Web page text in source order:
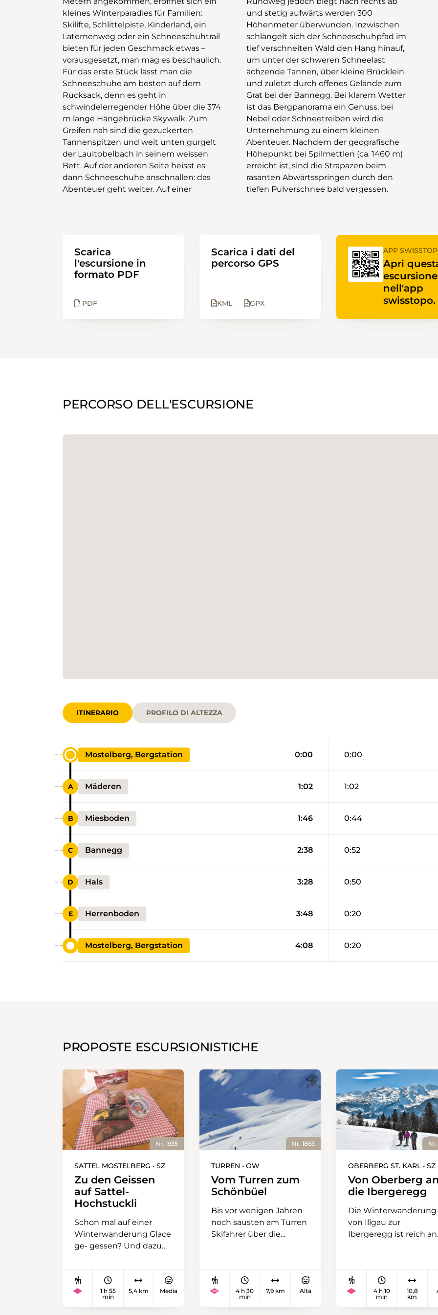
kleines Winterparadies für Familien:
Skilifte, Schlittelpiste, Kinderland, ein
Laternenweg oder ein Schneeschuhtrail
bieten für jeden Geschmack etwas –
vorausgesetzt, man mag es beschaulich.
Für das erste Stück lässt man die
Schneeschuhe am besten auf dem
Rucksack, denn es geht in
schwindelerregender Höhe über die 374
m lange Hängebrücke Skywalk. Zum
Greifen nah sind die gezuckerten
Tannenspitzen und weit unten gurgelt
der Lauitobelbach in seinem weissen
Bett. Auf der anderen Seite heisst es
dann Schneeschuhe anschnallen: das
Abenteuer geht weiter. Auf einer
und stetig aufwärts werden 300
Höhenmeter überwunden. Inzwischen
schlängelt sich der Schneeschuhpfad im
tief verschneiten Wald den Hang hinauf,
um unter der schweren Schneelast
ächzende Tannen, über kleine Brücklein
und zuletzt durch offenes Gelände zum
Grat bei der Bannegg. Bei klarem Wetter
ist das Bergpanorama ein Genuss, bei
Nebel oder Schneetreiben wird die
Unternehmung zu einem kleinen
Abenteuer. Nachdem der geografische
Höhepunkt bei Spilmettlen (ca. 1460 m)
erreicht ist, sind die Strapazen beim
rasanten Abwärtsspringen durch den
tiefen Pulverschnee bald vergessen.
Scarica
l'escursione in
formato PDF
PDF
Scarica i dati del
percorso GPS
KML GPX
APP
Apri
escursione
nell'app
swisstopo.
PERCORSO DELL'ESCURSIONE
ITINERARIO PROFILO DI ALTEZZA
Mostelberg, Bergstation 0:00 0:00
Mäderen 1:02 1:02
Miesboden 1:46 0:44
Bannegg 2:38 0:52
Hals 3:28 0:50
Herrenboden 3:48 0:20
Mostelberg, Bergstation 4:08 0:20
PROPOSTE ESCURSIONISTICHE
Nr. 1935
SATTEL MOSTELBERG • SZ
Zu den Geissen
auf Sattel-
Hochstuckli
Schon mal auf einer
Winterwanderung Glace
ge- gessen? Und dazu
Wanderung bietet
Gelegenheit dazu,
verbunden mit einem
1 h 55
min
5,4 km Media
Nr. 1863
TURREN • OW
Vom Turren zum
Schönbüel
Bis vor wenigen Jahren
noch sausten am Turren
Skifahrer über die
und war die Skiheimat
für viele Obwaldner.
Heute sind die Lifte
4 h 30
min
7,9 km Alta
Nr.
OBERBERG ST. KARL • SZ
Von Oberberg an
die Ibergeregg
Die Winterwanderung
von Illgau zur
Ibergeregg ist reich an
gleichen Trassee
verlaufen. Möglich
machen dies die
4 h 10
min
10,8
km